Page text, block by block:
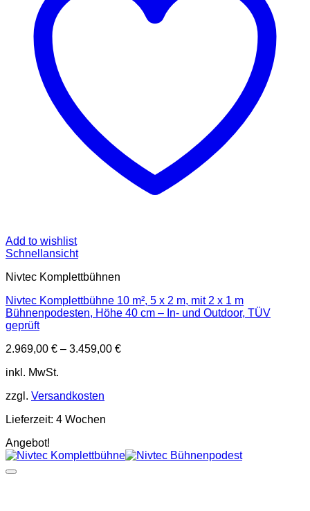
Add to wishlist
Schnellansicht
Nivtec Komplettbühnen
Nivtec Komplettbühne 10 m², 5 x 2 m, mit 2 x 1 m
Bühnenpodesten, Höhe 40 cm – In- und Outdoor, TÜV
geprüft
2.969,00 € – 3.459,00 €
inkl. MwSt.
zzgl. Versandkosten
Lieferzeit: 4 Wochen
Angebot!